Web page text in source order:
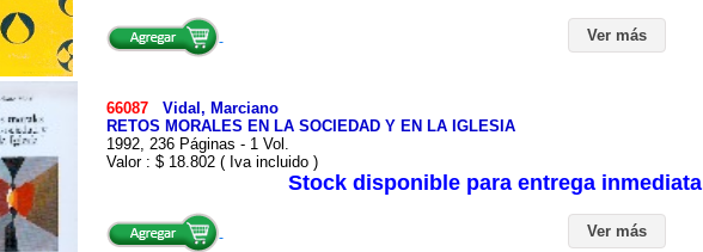
Ver más
66087 Vidal, Marciano
RETOS MORALES EN LA SOCIEDAD Y EN LA IGLESIA
1992, 236 Páginas - 1 Vol.
Valor : $ 18.802 ( Iva incluido )
Stock disponible para entrega inmediata
Ver más